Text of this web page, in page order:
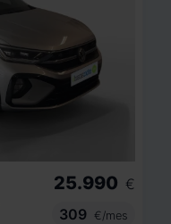
25.990 €
309
€/mes